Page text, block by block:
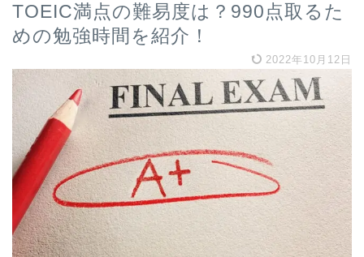
TOEIC満点の難易度は？990点取るた
めの勉強時間を紹介！
2022年10月12日